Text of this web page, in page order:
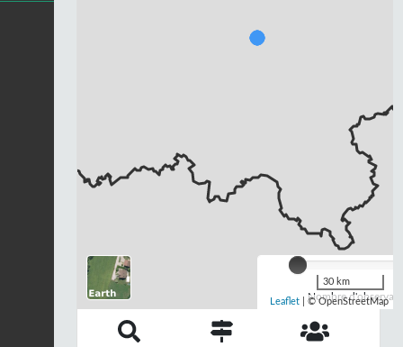
Chargement...
Nombre
30 km
Leaflet | © OpenStreetMap